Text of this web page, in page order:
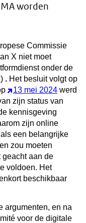
worden
Commissie
X niet moet
onder de
. Het besluit volgt op
13 mei 2024 werd
zijn status van
kennisgeving
zijn online
een belangrijke
zou moeten
aan de
voldoen. Het
beschikbaar
argumenten, en na
voor de digitale